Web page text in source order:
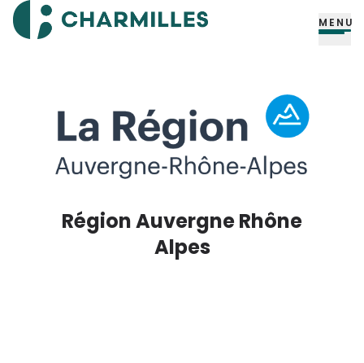
MENU
Région Auvergne Rhône
Alpes